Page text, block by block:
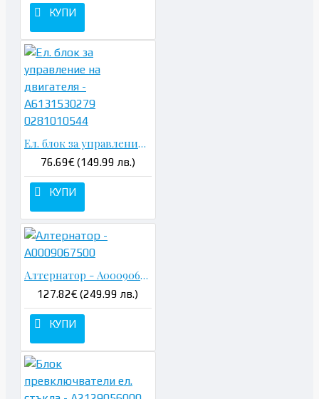
КУПИ
Ел. блок за управление на двигателя - A6131530279 0281010544
76.69€ (149.99 лв.)
КУПИ
Алтернатор - A0009067500
127.82€ (249.99 лв.)
КУПИ